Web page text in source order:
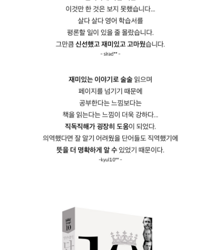
텔만 한 크기의 다이아몬드'를 갖고 있다고 했다. 그 말이 믿기지는 않
았지만, 존은 부자라면 누구든 좋아했다.
퍼시가 자신의 집에 초대하자, 존은 쉽게 응했다. 매년 그렇게 다른 친
구의 집에 놀러 가곤 했기 때문이다. 기차에서 내리자 아무것도 없는
은 그 어떤 차보다 아름다웠다. 하지만 퍼시는 '오래된 쓰레기'라며 하
1시간 반 더 걸려서 퍼시의 집에 도착했다. 퍼시의 말로는 미국의 지
도에서도 숨겨진 곳이라고 했다. 거대한 성이었고, 각종 보석으로 내
부가 꾸며져 있었다. 흑인 하인만 수백 명에 달했다. 그날 밤 퍼시는
그 성이 있는 산 전체가 하나의 거대한 다이아몬드라고 알려준다.
어떻게 미국의 지도에서 이곳이 사라질 수 있을까? 거대한 다이아몬
아내를 위해: 예배가 끝날 무렵 항해사가 들어온다. 그 항해사는 난파
선에서 겨우 목숨을 구해서 교회에 왔다. 교회의 제단에 무릎을 꿇고